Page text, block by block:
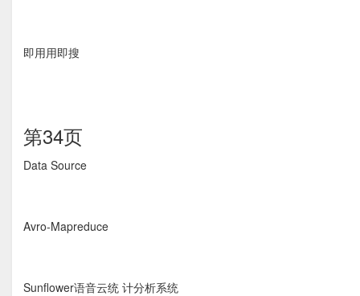
即⽤用即搜
第34页
Data Source
Avro-Mapreduce
Sunflower语音云统 计分析系统